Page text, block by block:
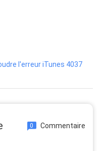
l'erreur iTunes 4037
0 Commentaire